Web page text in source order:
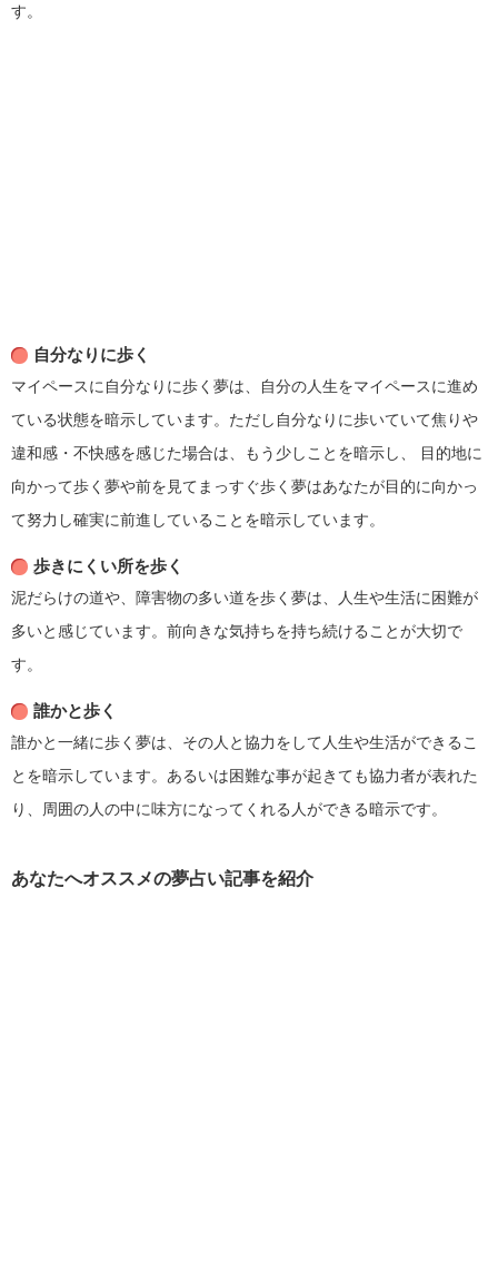
す。
自分なりに歩く
マイペースに自分なりに歩く夢は、自分の人生をマイペースに進め
ている状態を暗示しています。ただし自分なりに歩いていて焦りや
違和感・不快感を感じた場合は、もう少しことを暗示し、 目的地に
向かって歩く夢や前を見てまっすぐ歩く夢はあなたが目的に向かっ
て努力し確実に前進していることを暗示しています。
歩きにくい所を歩く
泥だらけの道や、障害物の多い道を歩く夢は、人生や生活に困難が
多いと感じています。前向きな気持ちを持ち続けることが大切で
す。
誰かと歩く
誰かと一緒に歩く夢は、その人と協力をして人生や生活ができるこ
とを暗示しています。あるいは困難な事が起きても協力者が表れた
り、周囲の人の中に味方になってくれる人ができる暗示です。
あなたへオススメの夢占い記事を紹介